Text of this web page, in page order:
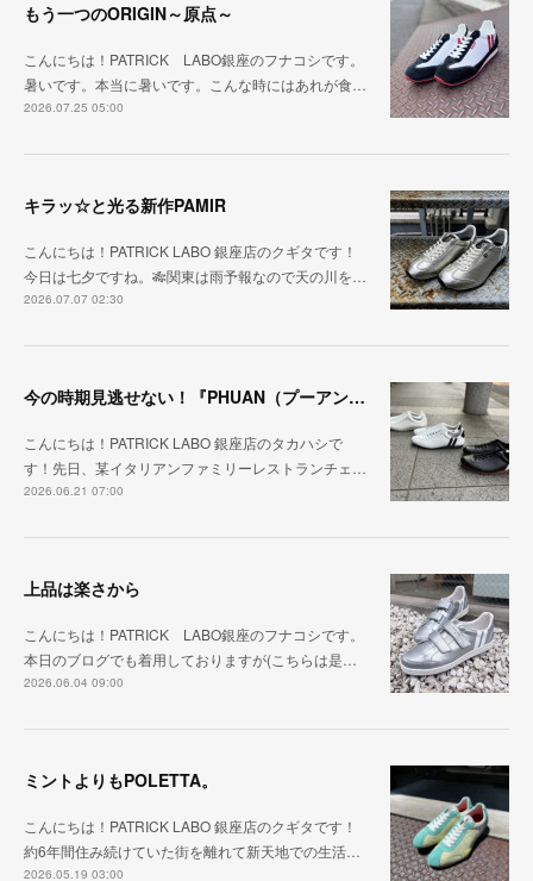
もう一つのORIGIN～原点～
こんにちは！PATRICK LABO銀座のフナコシです。
暑いです。本当に暑いです。こんな時にはあれが食…
2026.07.25 05:00
キラッ☆と光る新作PAMIR
こんにちは！PATRICK LABO 銀座店のクギタです！
今日は七夕ですね。🎋関東は雨予報なので天の川を…
2026.07.07 02:30
今の時期見逃せない！『PHUAN（プーアン）』
こんにちは！PATRICK LABO 銀座店のタカハシで
す！先日、某イタリアンファミリーレストランチェ…
2026.06.21 07:00
上品は楽さから
こんにちは！PATRICK LABO銀座のフナコシです。
本日のブログでも着用しておりますが(こちらは是…
2026.06.04 09:00
ミントよりもPOLETTA。
こんにちは！PATRICK LABO 銀座店のクギタです！
約6年間住み続けていた街を離れて新天地での生活…
2026.05.19 03:00